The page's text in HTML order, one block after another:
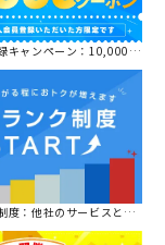
ーン：10,000円OFFクーポン進呈中！
社のサービスと比較してください。